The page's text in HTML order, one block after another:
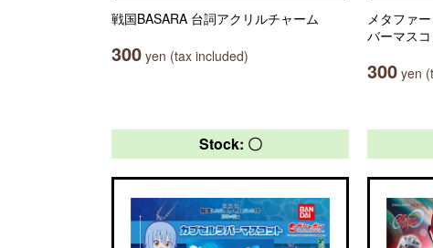
戦国BASARA 台詞アクリルチャーム
300 yen (tax included)
メタファ
バーマスコ
300 yen
Stock: 〇